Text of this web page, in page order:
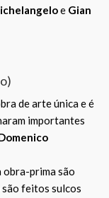
e Gian
de arte única e é
importantes
obra-prima são
são feitos sulcos